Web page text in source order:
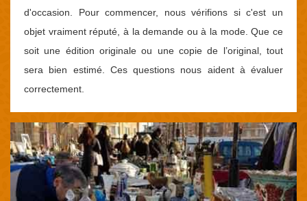
d'occasion. Pour commencer, nous vérifions si c'est un
objet vraiment réputé, à la demande ou à la mode. Que ce
soit une édition originale ou une copie de l’original, tout
sera bien estimé. Ces questions nous aident à évaluer
correctement.